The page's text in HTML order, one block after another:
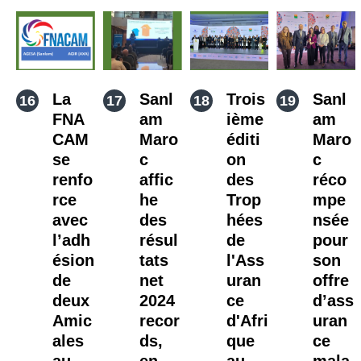
La
FNA
CAM
se
renfo
rce
avec
l’adh
ésion
de
deux
Amic
ales
Sanl
am
Maro
c
affic
he
des
résul
tats
net
2024
recor
ds,
Trois
ième
éditi
on
des
Trop
hées
de
l'Ass
uran
ce
d'Afri
que
Sanl
am
Maro
c
réco
mpe
nsée
pour
son
offre
d’ass
uran
ce